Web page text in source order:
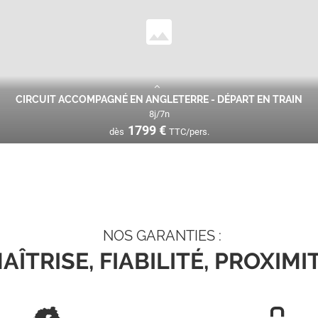
CIRCUIT ACCOMPAGNÉ EN ANGLETERRE - DÉPART EN TRAIN
8j/7n
dès 1799€ TTC/pers.
NOS GARANTIES :
FIABILITÉ,